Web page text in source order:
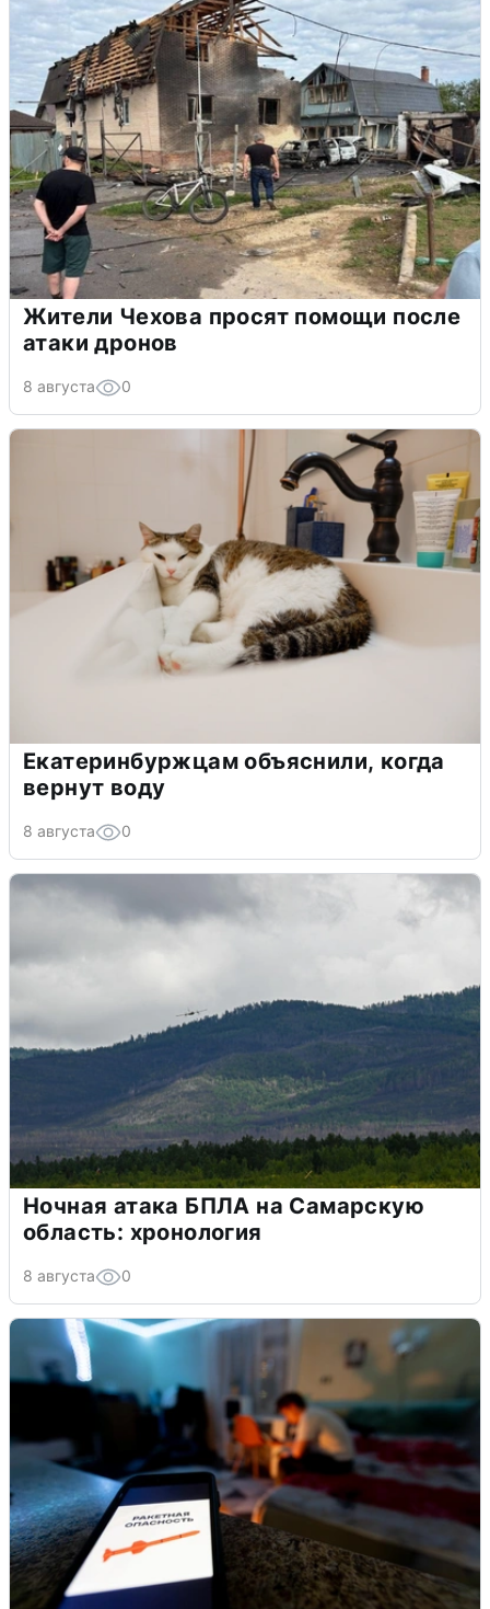
Жители Чехова просят помощи после
атаки дронов
8 августа 0
Екатеринбуржцам объяснили, когда
вернут воду
8 августа 0
Ночная атака БПЛА на Самарскую
область: хронология
8 августа 0